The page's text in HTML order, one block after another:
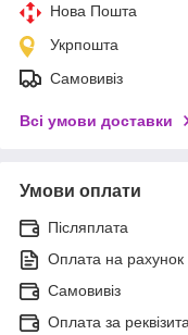
Нова Пошта
Укрпошта
Самовивіз
Всі умови доставки
Умови оплати
Післяплата
Оплата на рахунок
Самовивіз
Оплата за